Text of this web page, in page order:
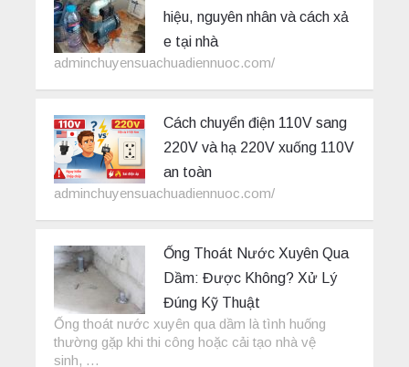
hiệu, nguyên nhân và cách xả
e tại nhà
adminchuyensuachuadiennuoc.com/
Cách chuyển điện 110V sang
220V và hạ 220V xuống 110V
an toàn
adminchuyensuachuadiennuoc.com/
Ống Thoát Nước Xuyên Qua
Dầm: Được Không? Xử Lý
Đúng Kỹ Thuật
Ống thoát nước xuyên qua dầm là tình huống
thường gặp khi thi công hoặc cải tạo nhà vệ
sinh, …